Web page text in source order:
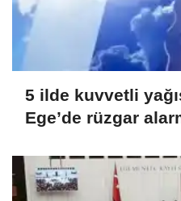
5 ilde kuvvetli
Ege’de rüzgar